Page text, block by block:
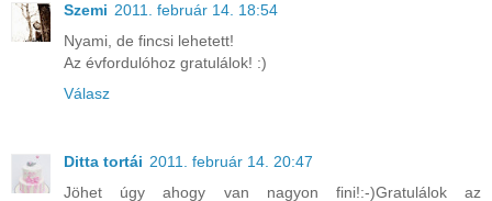
Szemi 2011. február 14. 18:54
Nyami, de fincsi lehetett!
Az évfordulóhoz gratulálok! :)
Válasz
Ditta tortái 2011. február 14. 20:47
Jöhet úgy ahogy van nagyon fini!:-)Gratulálok az